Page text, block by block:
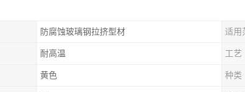
防腐蚀玻璃钢拉挤型材 适用
耐高温 工艺
黄色 种类